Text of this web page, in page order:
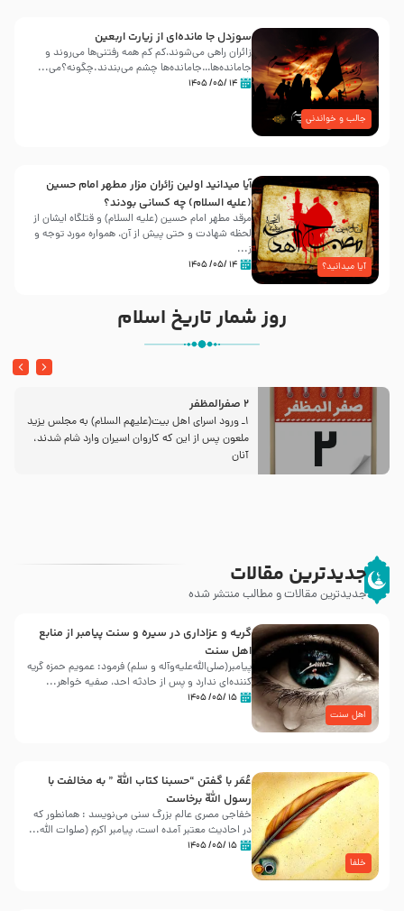
جالب و خواندنی
سوزدل جا مانده‌ای از زیارت اربعین
زائران راهی می‌شوند،کم‌ کم همه رفتنی‌ها می‌روند و
جامانده‌ها…جامانده‌ها چشم می‌بندند.چگونه؟می‌...
۱۴ /۰۵/ ۱۴۰۵
آیا میدانید؟
آیا میدانید اولین زائران مزار مطهر امام حسین
(علیه السلام) چه کسانی بودند؟
مرقد مطهر امام حسین (علیه السلام) و قتلگاه ایشان از
لحظه شهادت و حتی پیش از آن، همواره مورد توجه و
ز...
۱۴ /۰۵/ ۱۴۰۵
روز شمار تاریخ اسلام
2 صفرالمظفر
1ـ ورود اسراى اهل بیت‌(علیهم السلام) به مجلس یزید
ملعون پس از این كه كاروان اسیران وارد شام شدند،
آنان
جدیدترین مقالات
جدیدترین مقالات و مطالب منتشر شده
اهل سنت
گریه و عزاداری در سیره و سنت پیامبر از منابع
اهل سنت
پیامبر(صلی‌الله‌علیه‌وآله و سلم) فرمود: عمویم حمزه گریه
کننده‌ای ندارد و پس از حادثه احد، صفیه خواهر...
۱۵ /۰۵/ ۱۴۰۵
خلفا
عُمَر با گفتن “حسبنا كتاب اللّه ” به مخالفت با
رسول اللّه برخاست
خفاجی مصری عالم بزرگ سنی می‌نویسد : همانطور که
در احادیث معتبر آمده است، پیامبر اکرم (صلوات اللّه...
۱۵ /۰۵/ ۱۴۰۵